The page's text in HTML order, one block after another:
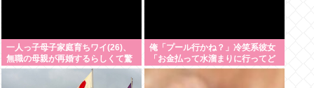
一人っ子母子家庭育ちワイ(26)、
無職の母親が再婚するらしくて驚
愕
俺「プール行かね？」冷笑系彼女
「お金払って水溜まりに行ってど
うすんの」→こういう女と付き合
ってられる？？